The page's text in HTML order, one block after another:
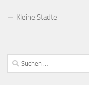
Kleine Städte
Suchen
nach: